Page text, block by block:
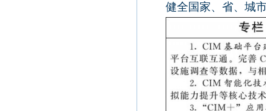
健全国家、省、城